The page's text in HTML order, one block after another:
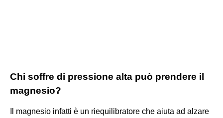
Chi soffre di pressione alta può prendere il
magnesio?
Il magnesio infatti è un riequilibratore che aiuta ad alzare